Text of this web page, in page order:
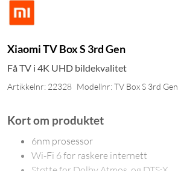
Xiaomi TV Box S 3rd Gen
Få TV i 4K UHD bildekvalitet
Artikkelnr: 22328 Modellnr: TV Box S 3rd Gen
Kort om produktet
6nm prosessor
Wi-Fi 6 for raskere internett